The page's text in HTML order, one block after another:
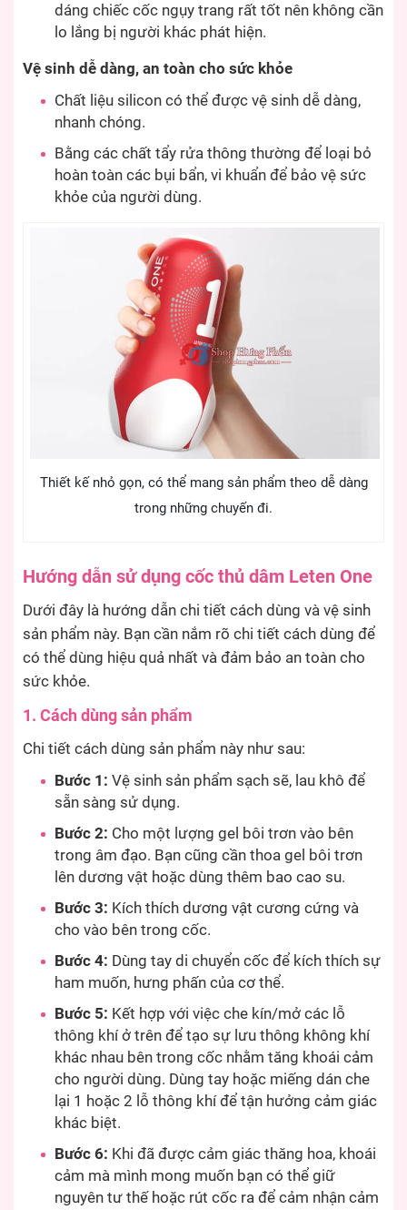
dáng chiếc cốc ngụy trang rất tốt nên không cần
lo lắng bị người khác phát hiện.
Vệ sinh dễ dàng, an toàn cho sức khỏe
Chất liệu silicon có thể được vệ sinh dễ dàng,
nhanh chóng.
Bằng các chất tẩy rửa thông thường để loại bỏ
hoàn toàn các bụi bẩn, vi khuẩn để bảo vệ sức
khỏe của người dùng.
Thiết kế nhỏ gọn, có thể mang sản phẩm theo dễ dàng
trong những chuyến đi.
Hướng dẫn sử dụng cốc thủ dâm Leten One
Dưới đây là hướng dẫn chi tiết cách dùng và vệ sinh
sản phẩm này. Bạn cần nắm rõ chi tiết cách dùng để
có thể dùng hiệu quả nhất và đảm bảo an toàn cho
sức khỏe.
1. Cách dùng sản phẩm
Chi tiết cách dùng sản phẩm này như sau:
Bước 1: Vệ sinh sản phẩm sạch sẽ, lau khô để
sẵn sàng sử dụng.
Bước 2: Cho một lượng gel bôi trơn vào bên
trong âm đạo. Bạn cũng cần thoa gel bôi trơn
lên dương vật hoặc dùng thêm bao cao su.
Bước 3: Kích thích dương vật cương cứng và
cho vào bên trong cốc.
Bước 4: Dùng tay di chuyển cốc để kích thích sự
ham muốn, hưng phấn của cơ thể.
Bước 5: Kết hợp với việc che kín/mở các lỗ
thông khí ở trên để tạo sự lưu thông không khí
khác nhau bên trong cốc nhằm tăng khoái cảm
cho người dùng. Dùng tay hoặc miếng dán che
lại 1 hoặc 2 lỗ thông khí để tận hưởng cảm giác
khác biệt.
Bước 6: Khi đã được cảm giác thăng hoa, khoái
cảm mà mình mong muốn bạn có thể giữ
nguyên tư thế hoặc rút cốc ra để cảm nhận cảm